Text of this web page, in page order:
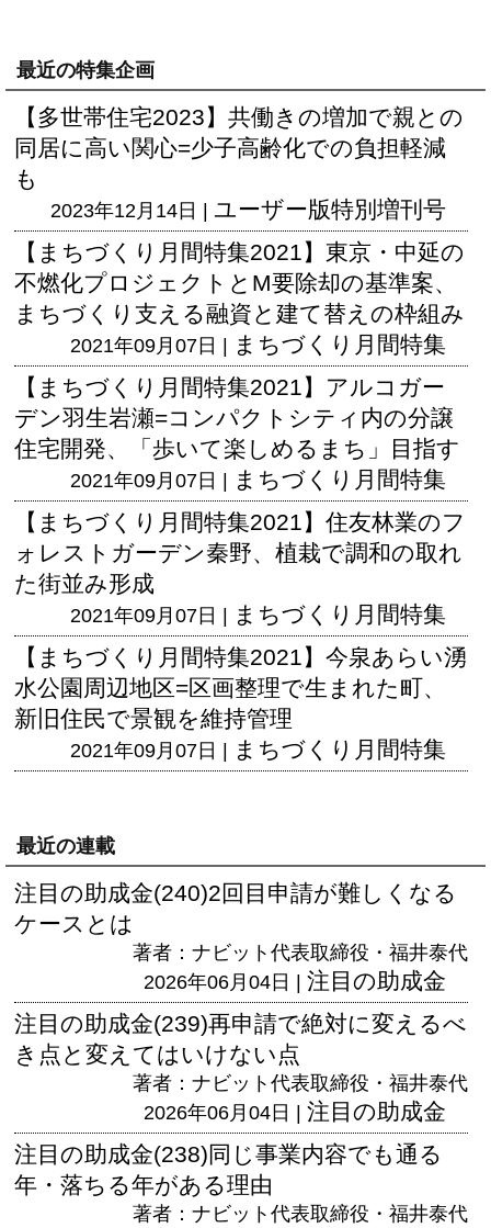
最近の特集企画
【多世帯住宅2023】共働きの増加で親との
同居に高い関心=少子高齢化での負担軽減
も
2023年12月14日 | ユーザー版特別増刊号
【まちづくり月間特集2021】東京・中延の
不燃化プロジェクトとM要除却の基準案、
まちづくり支える融資と建て替えの枠組み
2021年09月07日 |
まちづくり月間特集
【まちづくり月間特集2021】アルコガー
デン羽生岩瀬=コンパクトシティ内の分譲
住宅開発、「歩いて楽しめるまち」目指す
2021年09月07日 |
まちづくり月間特集
【まちづくり月間特集2021】住友林業のフ
ォレストガーデン秦野、植栽で調和の取れ
た街並み形成
2021年09月07日 |
まちづくり月間特集
【まちづくり月間特集2021】今泉あらい湧
水公園周辺地区=区画整理で生まれた町、
新旧住民で景観を維持管理
2021年09月07日 | まちづくり月間特集
最近の連載
注目の助成金(240)2回目申請が難しくなる
ケースとは
著者：ナビット代表取締役・福井泰代
2026年06月04日 | 注目の助成金
注目の助成金(239)再申請で絶対に変えるべ
き点と変えてはいけない点
著者：ナビット代表取締役・福井泰代
2026年06月04日 | 注目の助成金
注目の助成金(238)同じ事業内容でも通る
年・落ちる年がある理由
著者：ナビット代表取締役・福井泰代